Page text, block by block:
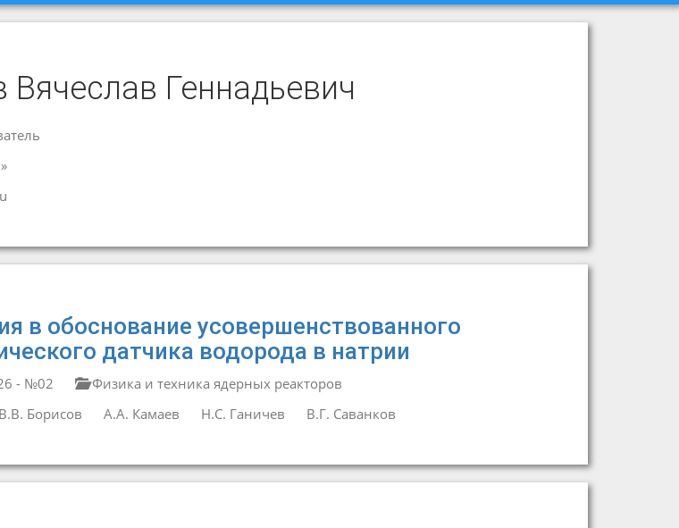
Вячеслав Геннадьевич
в обоснование усовершенствованного
датчика водорода в натрии
- №02
Физика и техника ядерных реакторов
В.В. Борисов А.А. Камаев Н.С. Ганичев В.Г. Саванков